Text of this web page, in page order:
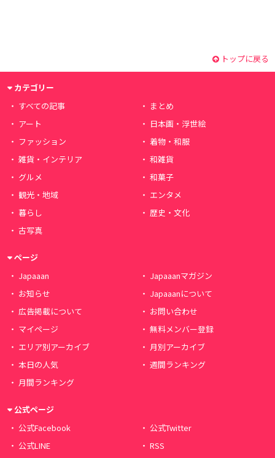
トップに戻る
カテゴリー
すべての記事
まとめ
アート
日本画・浮世絵
ファッション
着物・和服
雑貨・インテリア
和雑貨
グルメ
和菓子
観光・地域
エンタメ
暮らし
歴史・文化
古写真
ページ
Japaaan
Japaaanマガジン
お知らせ
Japaaanについて
広告掲載について
お問い合わせ
マイページ
無料メンバー登録
エリア別アーカイブ
月別アーカイブ
本日の人気
週間ランキング
月間ランキング
公式ページ
公式Facebook
公式Twitter
公式LINE
RSS